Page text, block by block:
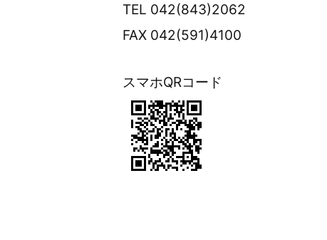
TEL 042(843)2062
FAX 042(591)4100
スマホQRコード